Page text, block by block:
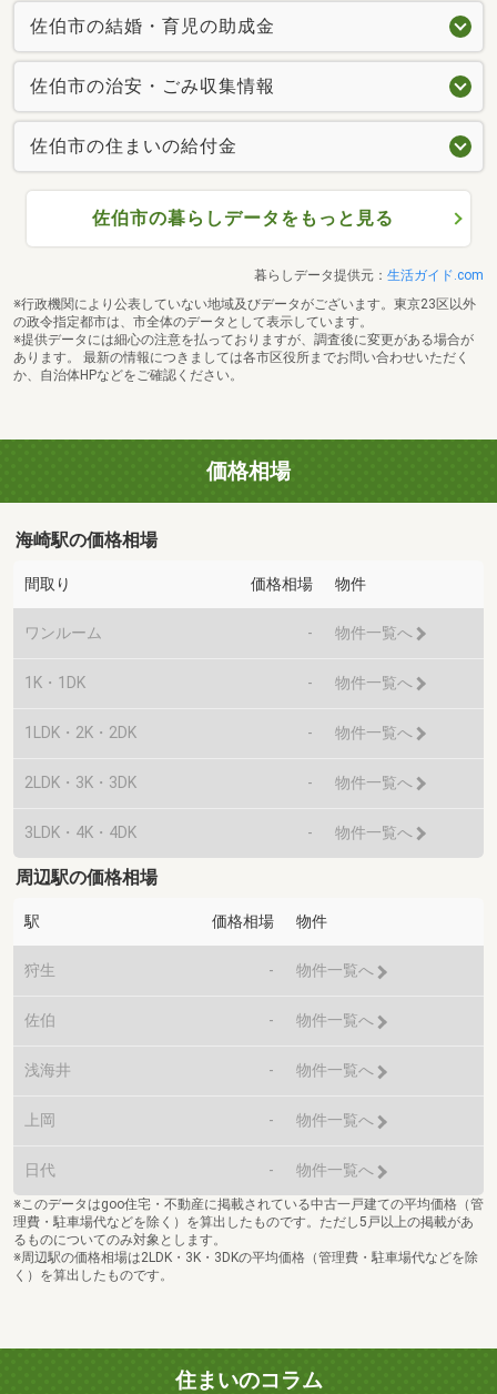
佐伯市の結婚・育児の助成金
佐伯市の治安・ごみ収集情報
佐伯市の住まいの給付金
佐伯市の暮らしデータをもっと見る
暮らしデータ提供元： 生活ガイド.com
※行政機関により公表していない地域及びデータがございます。東京23区以外
の政令指定都市は、市全体のデータとして表示しています。
※提供データには細心の注意を払っておりますが、調査後に変更がある場合が
あります。 最新の情報につきましては各市区役所までお問い合わせいただく
か、自治体HPなどをご確認ください。
価格相場
海崎駅の価格相場
間取り 価格相場 物件
ワンルーム - 物件一覧へ
1K・1DK - 物件一覧へ
1LDK・2K・2DK - 物件一覧へ
2LDK・3K・3DK - 物件一覧へ
3LDK・4K・4DK - 物件一覧へ
周辺駅の価格相場
駅 価格相場 物件
狩生 - 物件一覧へ
佐伯 - 物件一覧へ
浅海井 - 物件一覧へ
上岡 - 物件一覧へ
日代 - 物件一覧へ
※このデータはgoo住宅・不動産に掲載されている中古一戸建ての平均価格（管
理費・駐車場代などを除く）を算出したものです。ただし5戸以上の掲載があ
るものについてのみ対象とします。
※周辺駅の価格相場は2LDK・3K・3DKの平均価格（管理費・駐車場代などを除
く）を算出したものです。
住まいのコラム